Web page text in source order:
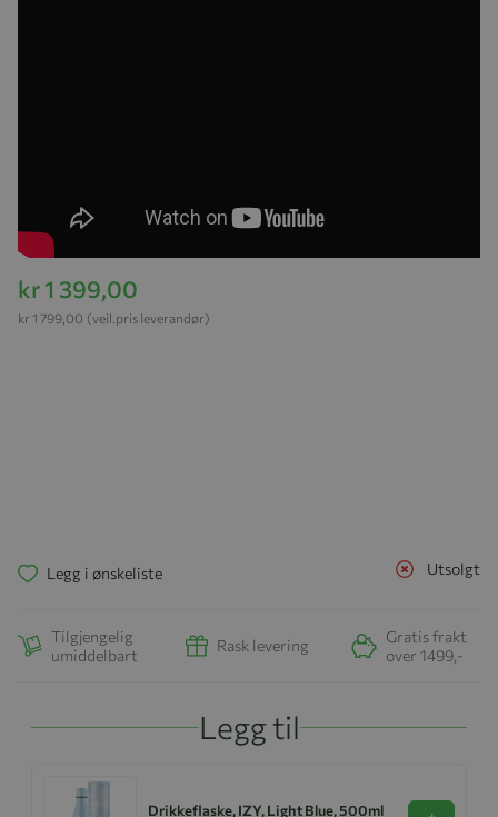
kr 1 399,00
(veil.pris leverandør)
kr 1 799,00
Utsolgt
Legg i ønskeliste
Tilgjengelig
umiddelbart
Rask levering
Gratis frakt
over 1499,-
Legg til
Drikkeflaske, IZY, Light Blue, 500ml